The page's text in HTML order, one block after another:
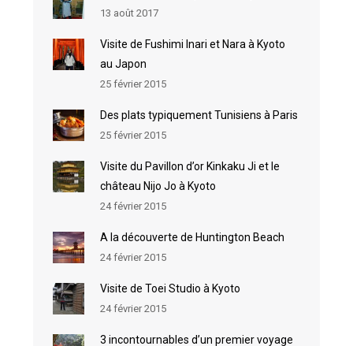
13 août 2017
Visite de Fushimi Inari et Nara à Kyoto
au Japon
25 février 2015
Des plats typiquement Tunisiens à Paris
25 février 2015
Visite du Pavillon d’or Kinkaku Ji et le
château Nijo Jo à Kyoto
24 février 2015
A la découverte de Huntington Beach
24 février 2015
Visite de Toei Studio à Kyoto
24 février 2015
3 incontournables d’un premier voyage